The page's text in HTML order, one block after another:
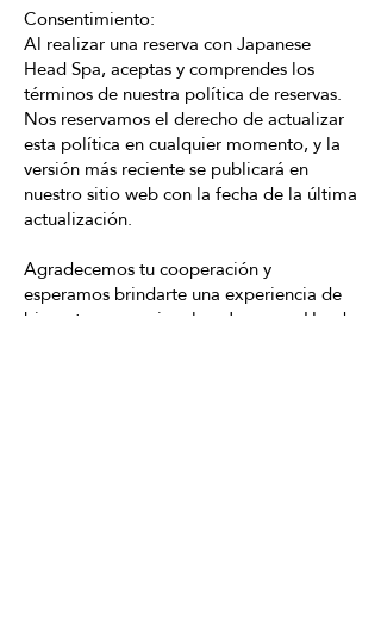
Consentimiento:
Al realizar una reserva con Japanese
Head Spa, aceptas y comprendes los
términos de nuestra política de reservas.
Nos reservamos el derecho de actualizar
esta política en cualquier momento, y la
versión más reciente se publicará en
nuestro sitio web con la fecha de la última
actualización.
Agradecemos tu cooperación y
esperamos brindarte una experiencia de
bienestar excepcional en Japanese Head